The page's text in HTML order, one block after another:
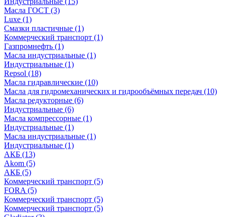
Масла ГОСТ (3)
Luxe (1)
Смазки пластичные (1)
Коммерческий транспорт (1)
Газпромнефть (1)
Масла индустриальные (1)
Индустриальные (1)
Repsol (18)
Масла гидравлические (10)
Масла для гидромеханических и гидрообъёмных передач (10)
Масла редукторные (6)
Индустриальные (6)
Масла компрессорные (1)
Индустриальные (1)
Масла индустриальные (1)
Индустриальные (1)
АКБ (13)
Akom (5)
АКБ (5)
Коммерческий транспорт (5)
FORA (5)
Коммерческий транспорт (5)
Коммерческий транспорт (5)